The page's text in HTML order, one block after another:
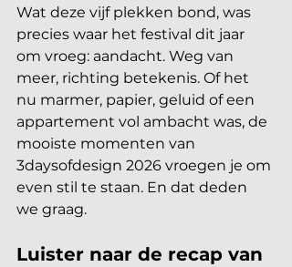
Wat deze vijf plekken bond, was
precies waar het festival dit jaar
om vroeg: aandacht. Weg van
meer, richting betekenis. Of het
nu marmer, papier, geluid of een
appartement vol ambacht was, de
mooiste momenten van
3daysofdesign 2026 vroegen je om
even stil te staan. En dat deden
we graag.
Luister naar de recap van